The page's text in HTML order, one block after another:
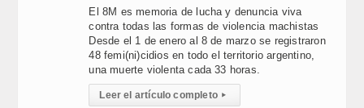
El 8M es memoria de lucha y denuncia viva
contra todas las formas de violencia machistas
Desde el 1 de enero al 8 de marzo se registraron
48 femi(ni)cidios en todo el territorio argentino,
una muerte violenta cada 33 horas.
Leer el artículo completo ▸